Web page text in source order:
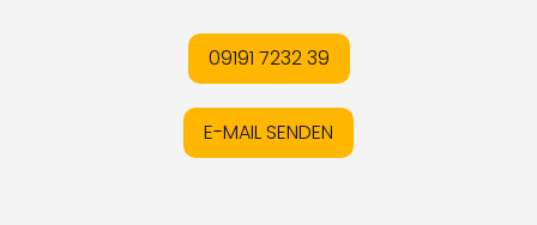
09191 7232 39
E-MAIL SENDEN